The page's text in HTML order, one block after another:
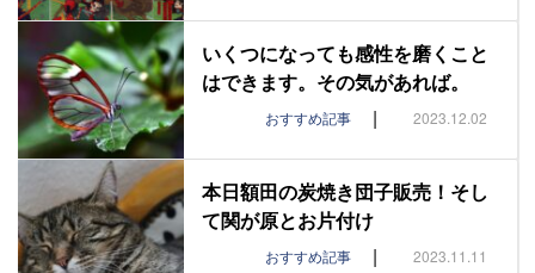
いくつになっても感性を磨くこと
はできます。その気があれば。
おすすめ記事 | 2023.12.02
本日額田の炭焼き団子販売！そし
て関が原とお片付け
おすすめ記事 | 2023.11.11